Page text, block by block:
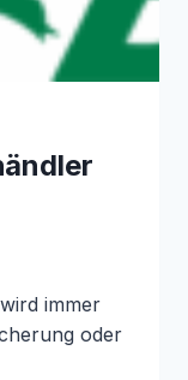
immer
oder